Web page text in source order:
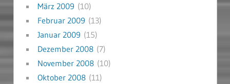
März 2009 (10)
Februar 2009 (13)
Januar 2009 (15)
Dezember 2008(7)
November 2008(10)
Oktober 2008(11)